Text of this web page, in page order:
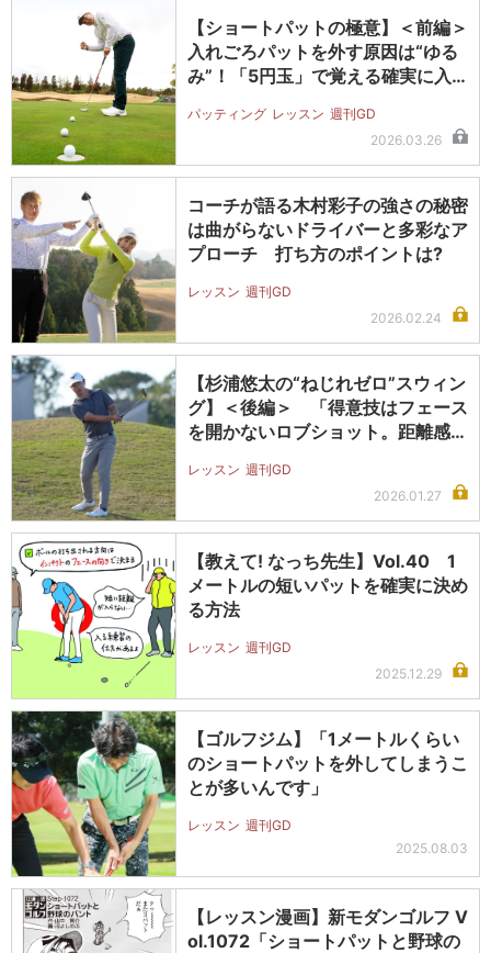
【ショートパットの極意】＜前編＞
入れごろパットを外す原因は“ゆる
み”！「5円玉」で覚える確実に入
パッティング レッスン 週刊GD
2026.03.26
コーチが語る木村彩子の強さの秘密
は曲がらないドライバーと多彩なア
プローチ 打ち方のポイントは?
レッスン 週刊GD
2026.02.24
【杉浦悠太の“ねじれゼロ”スウィン
グ】＜後編＞ 「得意技はフェース
を開かないロブショット。距離感と
レッスン 週刊GD
2026.01.27
【教えて! なっち先生】Vol.40 1
メートルの短いパットを確実に決め
る方法
レッスン 週刊GD
2025.12.29
【ゴルフジム】「1メートルくらい
のショートパットを外してしまうこ
とが多いんです」
レッスン 週刊GD
2025.08.03
【レッスン漫画】新モダンゴルフ V
ol.1072「ショートパットと野球の